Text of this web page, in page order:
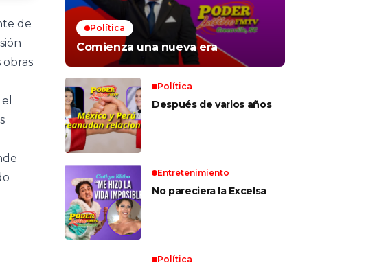
de
obras
Política
Comienza una nueva era
Política
Después de varios años
Entretenimiento
No pareciera la Excelsa
Política